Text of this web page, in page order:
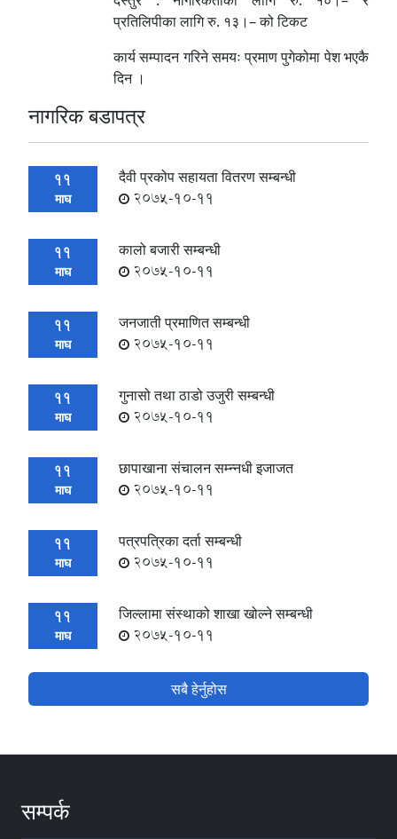
प्रतिलिपीका लागि रु. १३।– को टिकट
कार्य सम्पादन गरिने समयः प्रमाण पुगेकोमा पेश भएकै
दिन ।
नागरिक बडापत्र
11
माघ
दैवी प्रकोप सहायता वितरण सम्बन्धी
2075-10-11
11
माघ
कालो बजारी सम्बन्धी
2075-10-11
11
माघ
जनजाती प्रमाणित सम्बन्धी
2075-10-11
11
माघ
गुनासो तथा ठाडो उजुरी सम्बन्धी
2075-10-11
11
माघ
छापाखाना संचालन सम्न्नधी इजाजत
2075-10-11
11
माघ
पत्रपत्रिका दर्ता सम्बन्धी
2075-10-11
11
माघ
जिल्लामा संस्थाको शाखा खोल्ने सम्बन्धी
2075-10-11
सबै हेर्नुहोस
सम्पर्क